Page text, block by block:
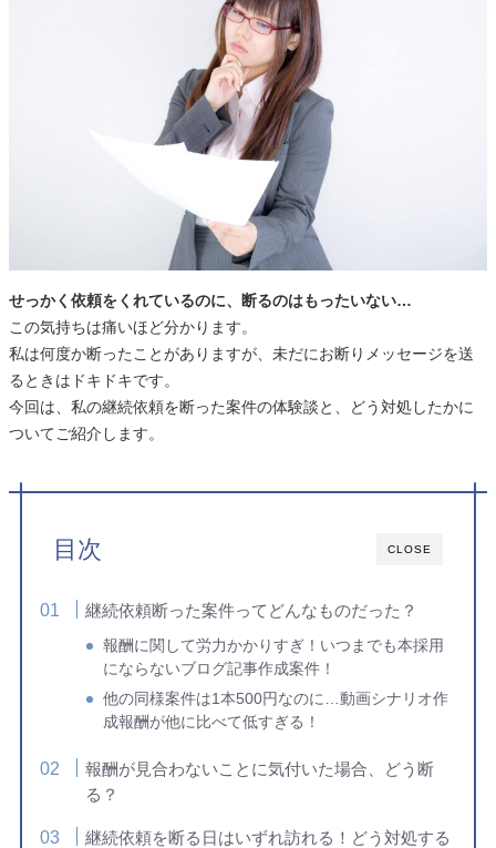
せっかく依頼をくれているのに、断るのはもったいない…
この気持ちは痛いほど分かります。
私は何度か断ったことがありますが、未だにお断りメッセージを送
るときはドキドキです。
今回は、私の継続依頼を断った案件の体験談と、どう対処したかに
ついてご紹介します。
CLOSE
目次
継続依頼断った案件ってどんなものだった？
報酬に関して労力かかりすぎ！いつまでも本採用
にならないブログ記事作成案件！
他の同様案件は1本500円なのに…動画シナリオ作
成報酬が他に比べて低すぎる！
報酬が見合わないことに気付いた場合、どう断
る？
継続依頼を断る日はいずれ訪れる！どう対処する